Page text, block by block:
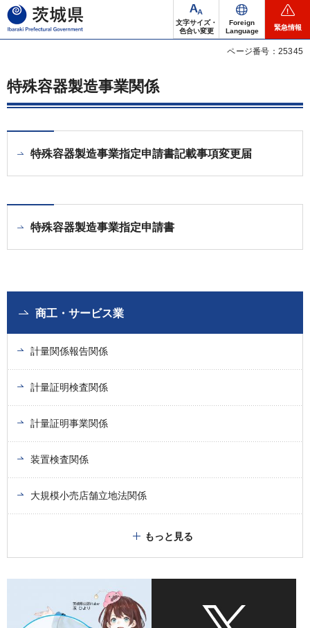
茨城県
文字サイズ・
色合い変更
Foreign
Language
緊急情報
ページ番号：25345
特殊容器製造事業関係
特殊容器製造事業指定申請書記載事項変更届
特殊容器製造事業指定申請書
商工・サービス業
計量関係報告関係
計量証明検査関係
計量証明事業関係
装置検査関係
大規模小売店舗立地法関係
もっと見る